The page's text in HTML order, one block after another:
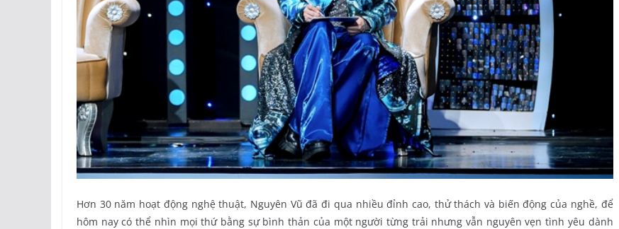
Hơn 30 năm hoạt động nghệ thuật, Nguyên Vũ đã đi qua nhiều đỉnh cao, thử thách và biến động của nghề, để
hôm nay có thể nhìn mọi thứ bằng sự bình thản của một người từng trải nhưng vẫn nguyên vẹn tình yêu dành